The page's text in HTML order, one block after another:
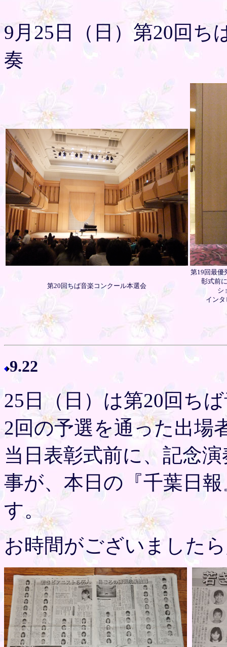
9月25日（日）第20回ち
奏
第20回ちば音楽コンクール本選会
第19回最
彰式前
シ
イン
9.22
25日（日）は第20回ち
2回の予選を通った出場
当日表彰式前に、記念
事が、本日の『千葉日
す。
お時間がございました